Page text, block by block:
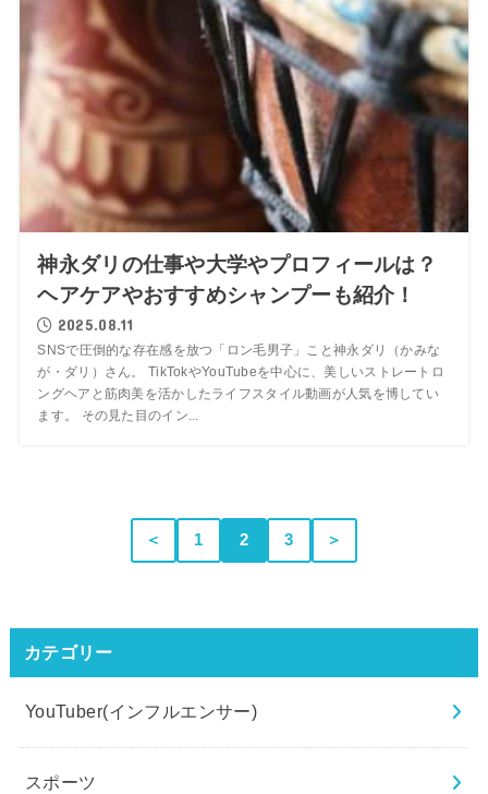
神永ダリの仕事や大学やプロフィールは？
ヘアケアやおすすめシャンプーも紹介！
2025.08.11
SNSで圧倒的な存在感を放つ「ロン毛男子」こと神永ダリ（かみな
が・ダリ）さん。 TikTokやYouTubeを中心に、美しいストレートロ
ングヘアと筋肉美を活かしたライフスタイル動画が人気を博してい
ます。 その見た目のイン...
＜ 1 2 3 ＞
カテゴリー
YouTuber(インフルエンサー)
スポーツ